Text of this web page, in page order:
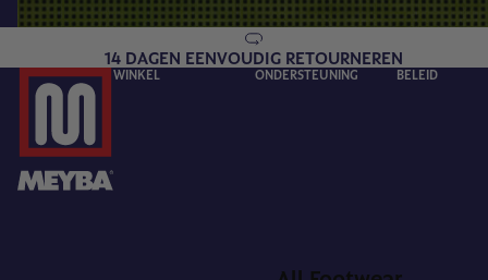
14 DAGEN EENVOUDIG RETOURNEREN
WINKEL ONDERSTEUNING BELEID